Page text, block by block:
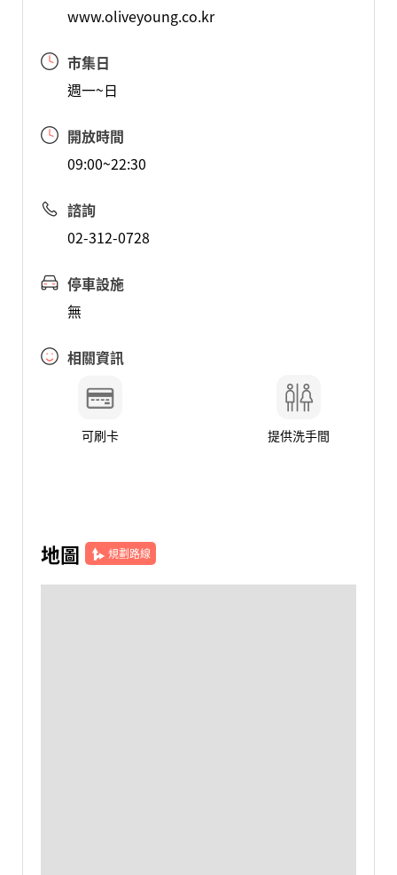
www.oliveyoung.co.kr
市集日
週一~日
開放時間
09:00~22:30
諮詢
02-312-0728
停車設施
無
相關資訊
可刷卡 提供洗手間
地圖 規劃路線